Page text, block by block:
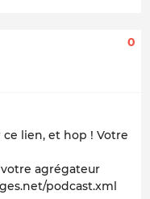
0
ce lien, et hop ! Votre
agrégateur
podcast.xml